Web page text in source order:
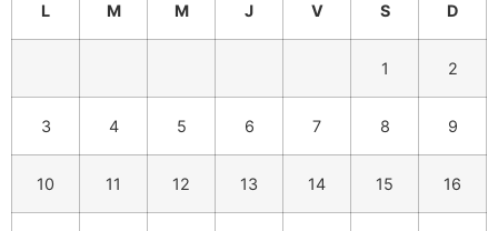
L M M J V S D
1 2
3 4 5 6 7 8 9
10 11 12 13 14 15 16